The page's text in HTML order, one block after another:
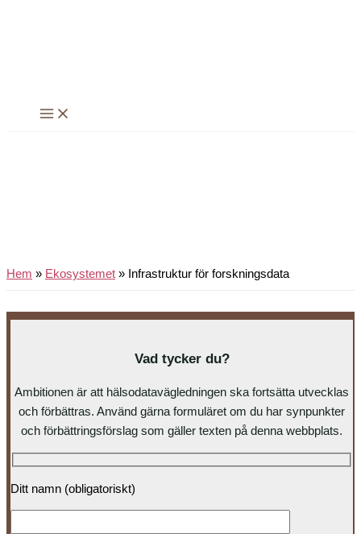
Hem » Ekosystemet » Infrastruktur för forskningsdata
Vad tycker du?
Ambitionen är att hälsodatavägledningen ska fortsätta utvecklas
och förbättras. Använd gärna formuläret om du har synpunkter
och förbättringsförslag som gäller texten på denna webbplats.
Ditt namn (obligatoriskt)